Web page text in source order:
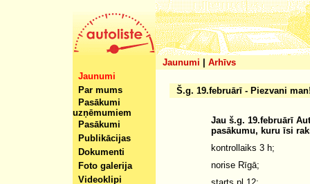
Jaunumi
Arhīvs
Jaunumi
Par mums
Pasākumi
uzņēmumiem
Pasākumi
Publikācijas
Dokumenti
Foto galerija
Videoklipi
Š.g. 19.februārī - Piezvani
Jau š.g. 19.februārī
pasākumu, kuru īsi
kontrollaiks 3 h;
norise Rīgā;